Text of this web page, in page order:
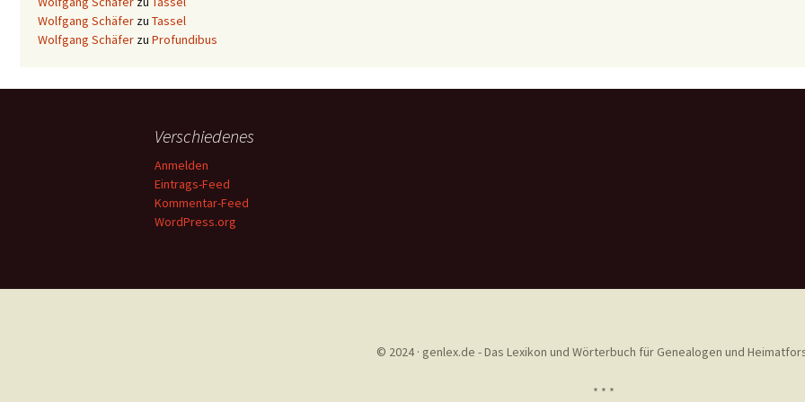
Wolfgang Schäfer zu Tassel
Wolfgang Schäfer zu Profundibus
Verschiedenes
Anmelden
Eintrags-Feed
Kommentar-Feed
WordPress.org
© 2024 · genlex.de - Das Lexikon und Wörterbuch für Genealogen und
* * *